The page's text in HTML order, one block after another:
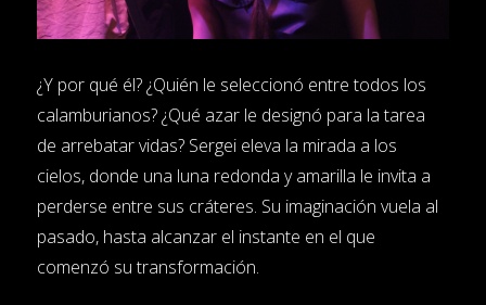
¿Y por qué él? ¿Quién le seleccionó entre todos los
calamburianos? ¿Qué azar le designó para la tarea
de arrebatar vidas? Sergei eleva la mirada a los
cielos, donde una luna redonda y amarilla le invita a
perderse entre sus cráteres. Su imaginación vuela al
pasado, hasta alcanzar el instante en el que
comenzó su transformación.